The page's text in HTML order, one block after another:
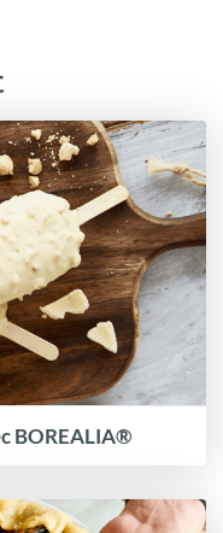
BOREALIA®